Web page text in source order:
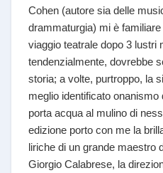
Cohen (autore sia delle
drammaturgia) mi è
viaggio teatrale dopo 3 lustri
tendenzialmente, dovrebbe
storia; a volte, purtroppo, la
meglio identificato
porta acqua al mulino di
edizione porto con me la
liriche di un grande maestro
Giorgio Calabrese, la